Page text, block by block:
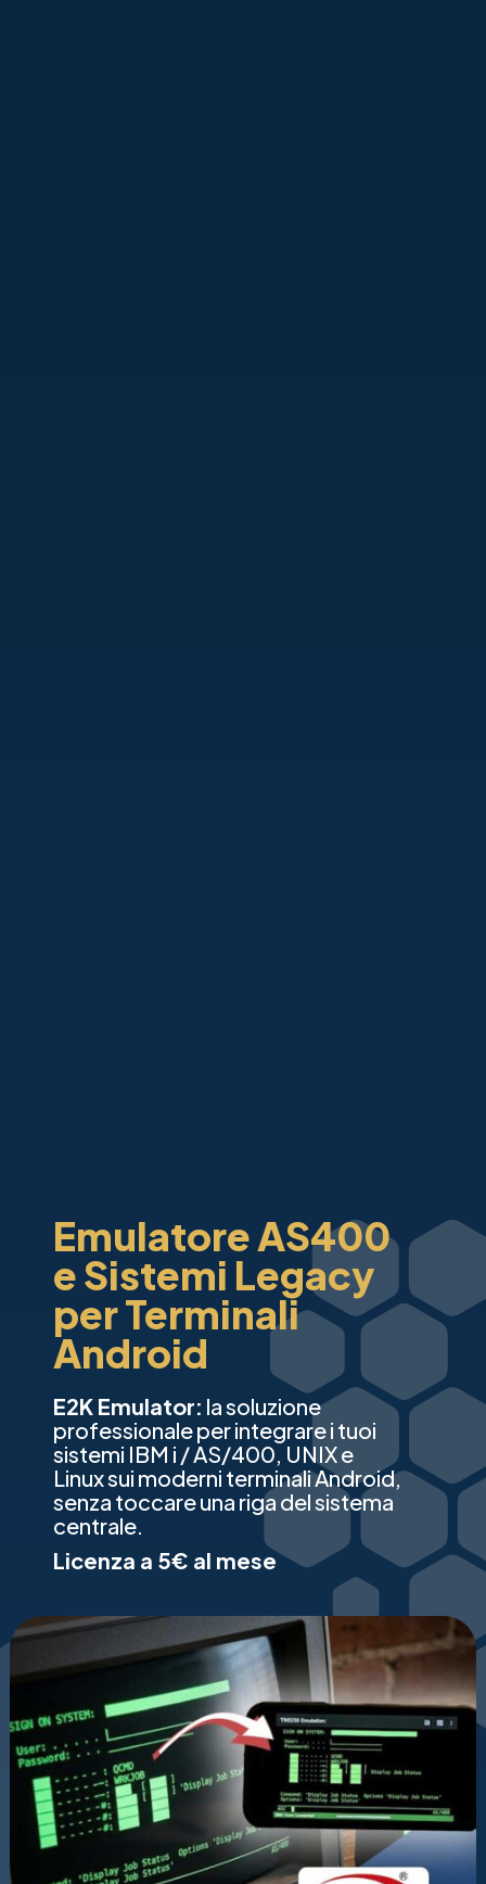
Emulatore AS400
e Sistemi Legacy
per Terminali
Android
E2K Emulator: la soluzione
professionale per integrare i tuoi
sistemi IBM i / AS/400, UNIX e
Linux sui moderni terminali Android,
senza toccare una riga del sistema
centrale.
Licenza a 5€ al mese